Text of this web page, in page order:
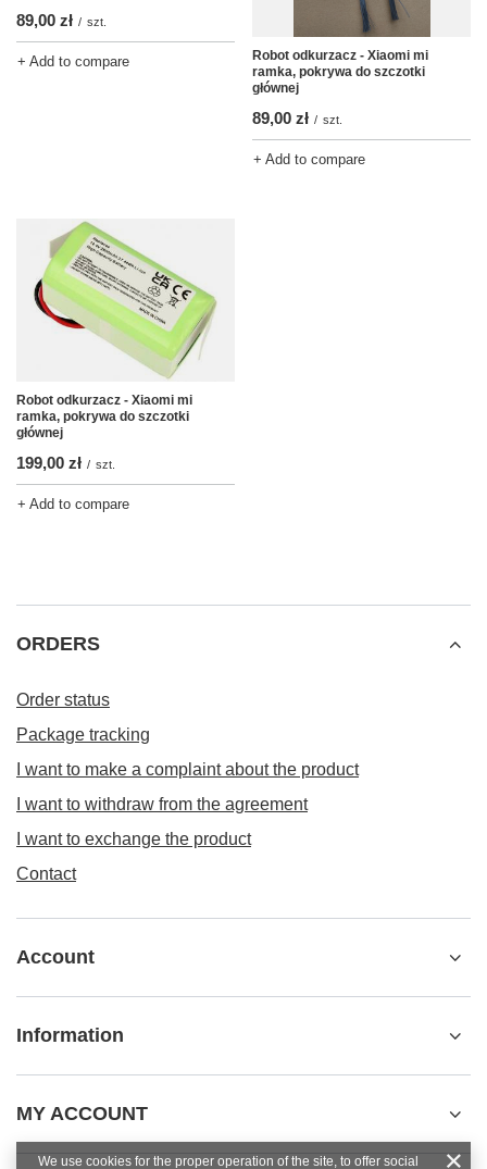
89,00 zł / szt.
+ Add to compare
Robot odkurzacz - Xiaomi mi
ramka, pokrywa do szczotki
głównej
89,00 zł / szt.
+ Add to compare
Robot odkurzacz - Xiaomi mi
ramka, pokrywa do szczotki
głównej
199,00 zł / szt.
+ Add to compare
ORDERS
Order status
Package tracking
I want to make a complaint about the product
I want to withdraw from the agreement
I want to exchange the product
Contact
Account
Information
MY ACCOUNT
We use cookies for the proper operation of the site, to offer social